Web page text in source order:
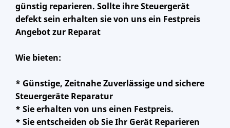
günstig reparieren. Sollte ihre Steuergerät
defekt sein erhalten sie von uns ein Festpreis
Angebot zur Reparat
Wie bieten:
* Günstige, Zeitnahe Zuverlässige und sichere
Steuergeräte Reparatur
* Sie erhalten von uns einen Festpreis.
* Sie entscheiden ob Sie Ihr Gerät Reparieren